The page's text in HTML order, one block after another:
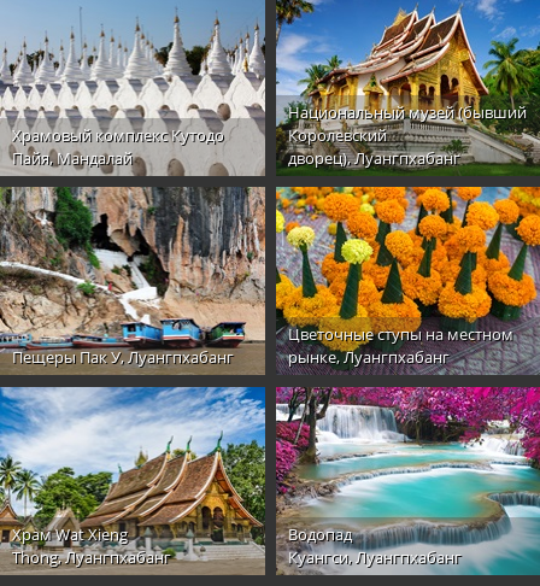
Храмовый комплекс Кутодо
Пайя, Мандалай
Национальный музей (бывший
Королевский
дворец), Луангпхабанг
Пещеры Пак У, Луангпхабанг
Цветочные ступы на местном
рынке, Луангпхабанг
Храм Wat Xieng
Thong, Луангпхабанг
Водопад
Куангси, Луангпхабанг